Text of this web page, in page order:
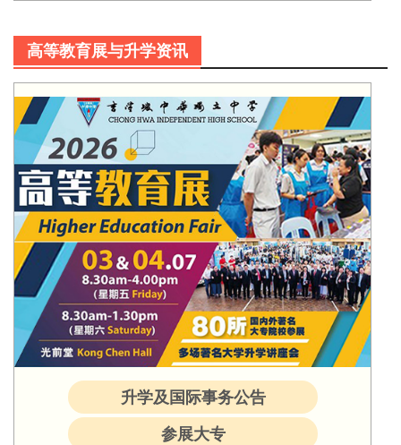
高等教育展与升学资讯
升学及国际事务公告
参展大专